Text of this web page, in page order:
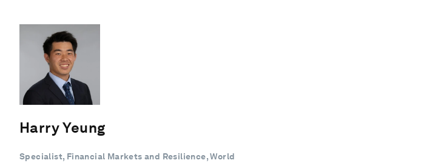
Harry Yeung
Specialist, Financial Markets and Resilience, World